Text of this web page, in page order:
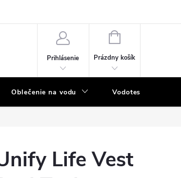
Prihlásenie
NÁKUPNÝ
Prázdny košík
Oblečenie na vodu Vodotesný program
Life Vest